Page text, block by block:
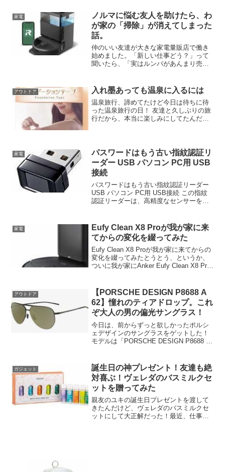
家電
ノルマに悩む友人を助けたら、わ
が家の「掃除」が消えてしまった
話。
仲のいい友達が大きな家電量販店で働き
始めました。「新しい仕事どう？」って
聞いたら、「実はルンバがあんまり売れ
おせっかいな僕としては放っておけなく
て（笑）。応援するつもり...
アウトドア 入れ墨あっても温泉に入るには
温泉旅行、諦めてたけど今日は待ちに待
った温泉旅行の日！ 友達と久しぶりの旅
行だから、本当に楽しみにしてたんだ。
行くたびに「入りたいな...
家電
パスワードはもう古い指紋認証リ
ーダー USB パソコン PC用 USB
接続
パスワードはもう古い指紋認証リーダー
USB パソコン PC用 USB接続 この指紋
認証リーダーは、高精度なセンサーを搭
登録できる機能があるので、家族や友人
と共有するこ...
家電
Eufy Clean X8 Proが我が家に来
てからの変化を綴ってみた
Eufy Clean X8 Proが我が家に来てからの
変化を綴ってみたとうとう、というか、
ついに我が家にAnker Eufy Clean X8 Pro
アウトドア
【PORSCHE DESIGN P8688 A
62】憧れのティアドロップ。これ
ぞ大人の男の偏光サングラス！
今日は、前からずっと欲しかったポルシ
ェデザインのサングラスをゲットした！
モデルは「PORSCHE DESIGN P8688 A
ザインが最高にカッコいいんだ。ティ
ア...
ガジェット
誕生日の神プレゼント！友達も絶
対喜ぶ！ヴェレダのバスミルクセ
ットを贈ってみた
親友のユキの誕生日プレゼントを渡して
きたんだけど、ヴェレダのバスミルクセ
ットにして大正解だった！最近、仕事が